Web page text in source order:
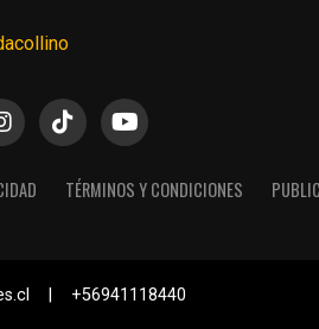
TÉRMINOS Y CONDICIONES
| +56941118440